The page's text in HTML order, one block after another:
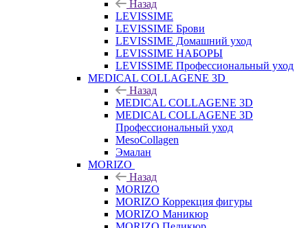
Назад
LEVISSIME
LEVISSIME Брови
LEVISSIME Домашний уход
LEVISSIME НАБОРЫ
LEVISSIME Профессиональный уход
MEDICAL COLLAGENE 3D
Назад
MEDICAL COLLAGENE 3D
MEDICAL COLLAGENE 3D
Профессиональный уход
MesoCollagen
Эмалан
MORIZO
Назад
MORIZO
MORIZO Коррекция фигуры
MORIZO Маникюр